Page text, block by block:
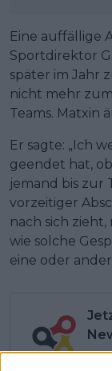
Eine auffällige
Sportdirektor
später im Jahr
nicht mehr
Teams. Matxin
Er sagte: „Ich
geendet hat,
jemand bis zur
vorzeitiger
nach sich
wie solche
eine oder